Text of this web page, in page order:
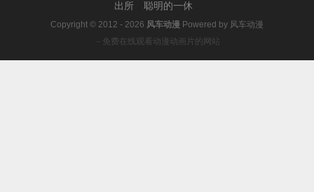
出所
聪明的一休
Copyright © 2012 - 2026 风车动漫 Powered by 风车动漫
－免费在线观看动漫动画片的网站